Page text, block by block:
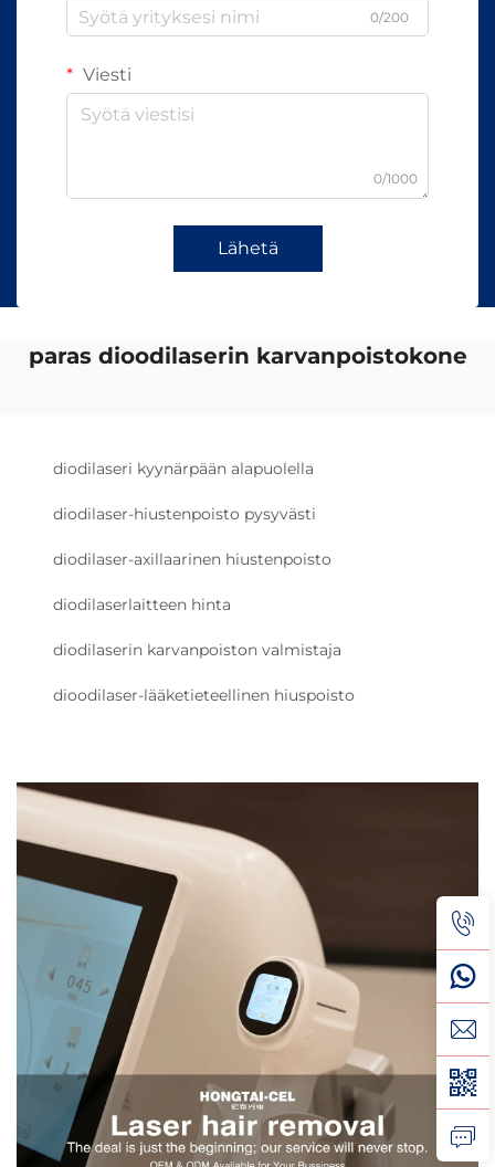
0/200
Viesti
0/1000
Lähetä
paras dioodilaserin karvanpoistokone
diodilaseri kyynärpään alapuolella
diodilaser-hiustenpoisto pysyvästi
diodilaser-axillaarinen hiustenpoisto
diodilaserlaitteen hinta
diodilaserin karvanpoiston valmistaja
dioodilaser-lääketieteellinen hiuspoisto